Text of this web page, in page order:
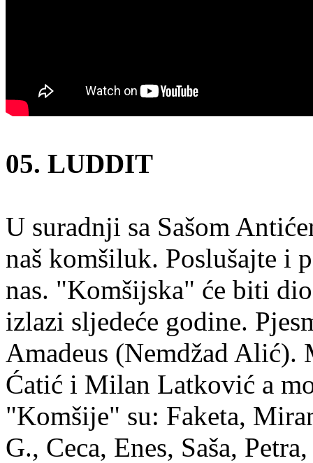
05. LUDDIT
U suradnji sa Sašom
naš komšiluk. Poslušajte i
nas. "Komšijska" će biti
izlazi sljedeće godine.
Amadeus (Nemdžad Alić).
Ćatić i Milan Latković a
"Komšije" su: Faketa,
G., Ceca, Enes, Saša,